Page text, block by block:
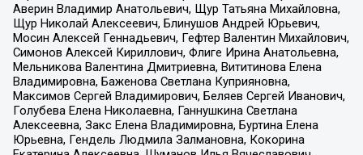
Аверин Владимир Анатольевич, Щур Татьяна Михайловна,
Щур Николай Алексеевич, Блинушов Андрей Юрьевич,
Мосин Алексей Геннадьевич, Гефтер Валентин Михайлович,
Симонов Алексей Кириллович, Флиге Ирина Анатольевна,
Мельникова Валентина Дмитриевна, Вититинова Елена
Владимировна, Баженова Светлана Куприяновна,
Максимов Сергей Владимирович, Беляев Сергей Иванович,
Голубева Елена Николаевна, Ганнушкина Светлана
Алексеевна, Закс Елена Владимировна, Буртина Елена
Юрьевна, Гендель Людмила Залмановна, Кокорина